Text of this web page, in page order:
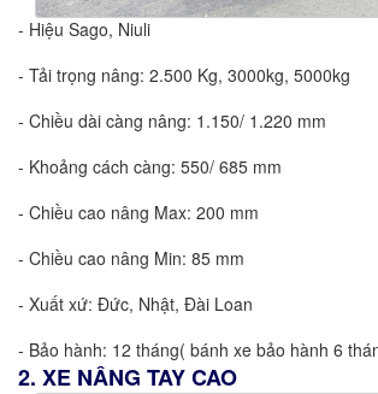
- Hiệu Sago, Niuli
- Tải trọng nâng: 2.500 Kg, 3000kg, 5000kg
- Chiều dài càng nâng: 1.150/ 1.220 mm
- Khoảng cách càng: 550/ 685 mm
- Chiều cao nâng Max: 200 mm
- Chiều cao nâng Min: 85 mm
- Xuất xứ: Đức, Nhật, Đài Loan
- Bảo hành: 12 tháng( bánh xe bảo hành 6
2. XE NÂNG TAY CAO